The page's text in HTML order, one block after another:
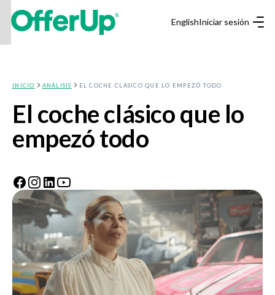
EnglishIniciar sesión
INICIO ANÁLISIS EL COCHE CLÁSICO QUE LO EMPEZÓ TODO
El coche clásico que lo
empezó todo